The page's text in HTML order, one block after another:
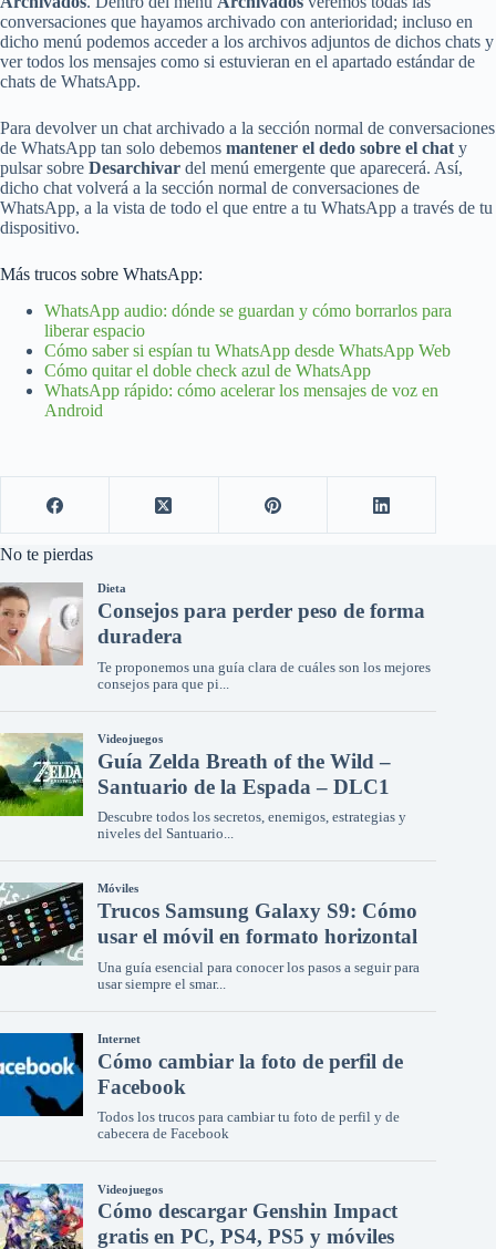
conversaciones que hayamos archivado con anterioridad; incluso en
dicho menú podemos acceder a los archivos adjuntos de dichos chats y
ver todos los mensajes como si estuvieran en el apartado estándar de
chats de WhatsApp.
Para devolver un chat archivado a la sección normal de conversaciones
de WhatsApp tan solo debemos mantener el dedo sobre el chaty
pulsar sobre Desarchivar del menú emergente que aparecerá. Así,
dicho chat volverá a la sección normal de conversaciones de
WhatsApp, a la vista de todo el que entre a tu WhatsApp a través de tu
dispositivo.
Más trucos sobre WhatsApp:
WhatsApp audio: dónde se guardan y cómo borrarlos para
liberar espacio
Cómo saber si espían tu WhatsApp desde WhatsApp Web
Cómo quitar el doble check azul de WhatsApp
WhatsApp rápido: cómo acelerar los mensajes de voz en
Android
No te pierdas